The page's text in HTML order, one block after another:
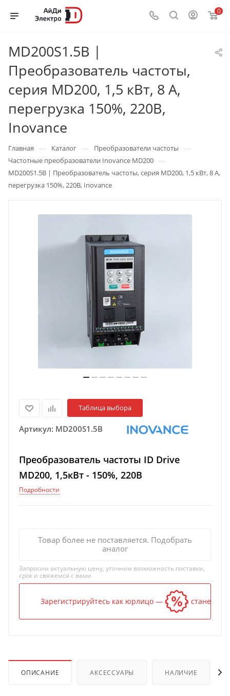
0
MD200S1.5B |
Преобразователь частоты,
серия MD200, 1,5 кВт, 8 А,
перегрузка 150%, 220B,
Inovance
Главная — Каталог — Преобразователи частоты —
Частотные преобразователи Inovance MD200 —
MD200S1.5B | Преобразователь частоты, серия MD200, 1,5 кВт, 8 А,
перегрузка 150%, 220B, Inovance
Таблица выбора
Артикул: MD200S1.5B
Преобразователь частоты ID Drive
MD200, 1,5кВт - 150%, 220В
Подробности
Товар более не поставляется. Подобрать
аналог
Запросим актуальную цену, уточним возможность поставки,
срок и свяжемся с вами
Зарегистрируйтесь как юрлицо — и цена станет
ОПИСАНИЕ АКСЕССУАРЫ НАЛИЧИЕ